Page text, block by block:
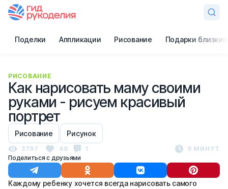
Поделки Аппликации Рисование Подарки близким
РИСОВАНИЕ
Как нарисовать маму своими
руками - рисуем красивый
портрет
Рисование Рисунок
3797 48 1
9 МИНУТ
Поделиться с друзьями
Каждому ребенку хочется всегда нарисовать самого